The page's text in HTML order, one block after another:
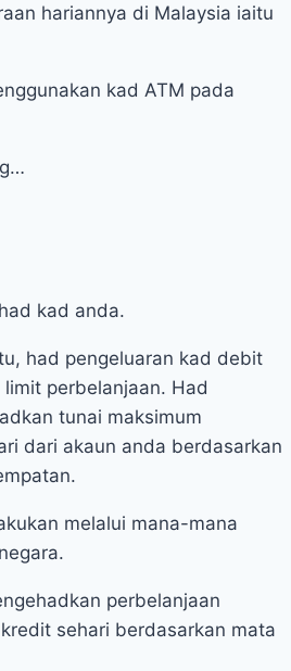
hariannya di Malaysia iaitu
kad ATM pada
kad anda.
had pengeluaran kad debit
perbelanjaan. Had
tunai maksimum
dari akaun anda berdasarkan
melalui mana-mana
perbelanjaan
sehari berdasarkan mata